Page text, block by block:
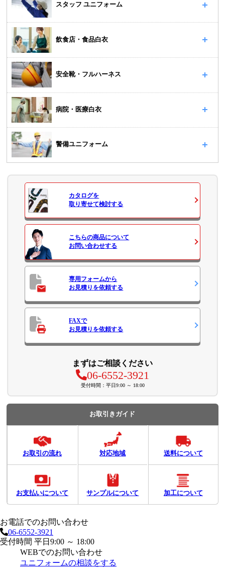
スタッフ ユニフォーム
飲食店・食品白衣
安全靴・フルハーネス
病院・医療白衣
警備ユニフォーム
カタログを
取り寄せて検討する
こちらの商品について
お問い合わせする
専用フォームから
お見積り を依頼する
FAXで
お見積り を依頼する
まずはご相談ください
06-6552-3921
受付時間：平日9:00 ～ 18:00
お取引きガイド
お取引の流れ 対応地域 送料について
お支払いについて サンプルについて 加工について
お電話でのお問い合わせ
06-6552-3921
受付時間 平日9:00 ～ 18:00
WEBでのお問い合わせ
ユニフォームの相談をする